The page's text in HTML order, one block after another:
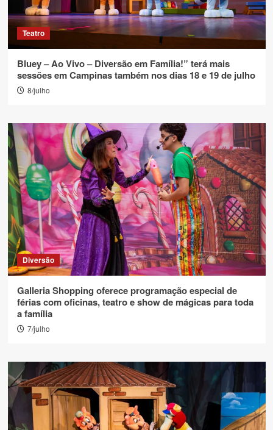
Teatro
Bluey – Ao Vivo – Diversão em Família!” terá mais
sessões em Campinas também nos dias 18 e 19 de julho
8/julho
Diversão
Galleria Shopping oferece programação especial de
férias com oficinas, teatro e show de mágicas para toda
a família
7/julho